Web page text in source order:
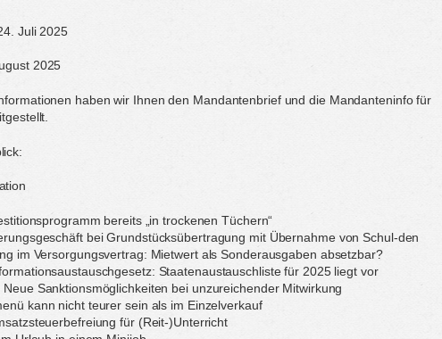
Juli 2025
2025
haben wir Ihnen den Mandantenbrief und die Mandanteninfo für
bereits „in trockenen Tüchern“
bei Grundstücksübertragung mit Übernahme von Schul-den
im Versorgungsvertrag: Mietwert als Sonderausgaben absetzbar?
Staatenaustauschliste für 2025 liegt vor
Neue Sanktionsmöglichkeiten bei unzureichender Mitwirkung
kann nicht teurer sein als im Einzelverkauf
für (Reit-)Unterricht